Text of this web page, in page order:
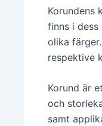
Korundens
finns i dess
olika
respektive
Korund är
och
samt